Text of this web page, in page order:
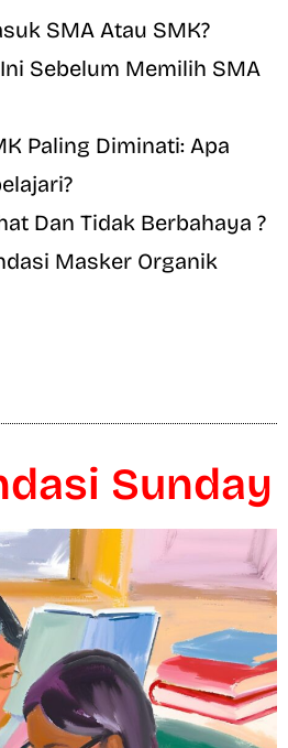
SMA Atau SMK?
Sebelum Memilih SMA
Paling Diminati: Apa
Dan Tidak Berbahaya ?
Masker Organik
Sunday